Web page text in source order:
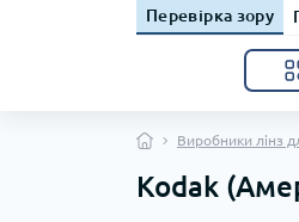
Перевірка зору
Виробники лінз
Kodak